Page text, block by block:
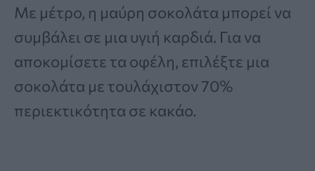
Με μέτρο, η μαύρη σοκολάτα μπορεί να
συμβάλει σε μια υγιή καρδιά. Για να
αποκομίσετε τα οφέλη, επιλέξτε μια
σοκολάτα με τουλάχιστον 70%
περιεκτικότητα σε κακάο.